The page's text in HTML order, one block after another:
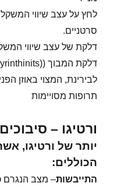
לחץ על עצב שיווי
סרטניים.
דלקת של עצב שיווי
לבירינת, המצוי באוזן
תרופות מסויימות
ורטיגו – סיבוכים
יותר של ורטיגו,
הכוללים:
התייבשות– מצב הנגרם